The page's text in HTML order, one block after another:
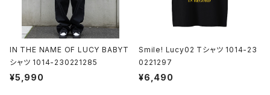
IN THE NAME OF LUCY BABYT
シャツ 1014-230221285
¥5,990
Smile! Lucy02 Tシャツ 1014-23
0221297
¥6,490